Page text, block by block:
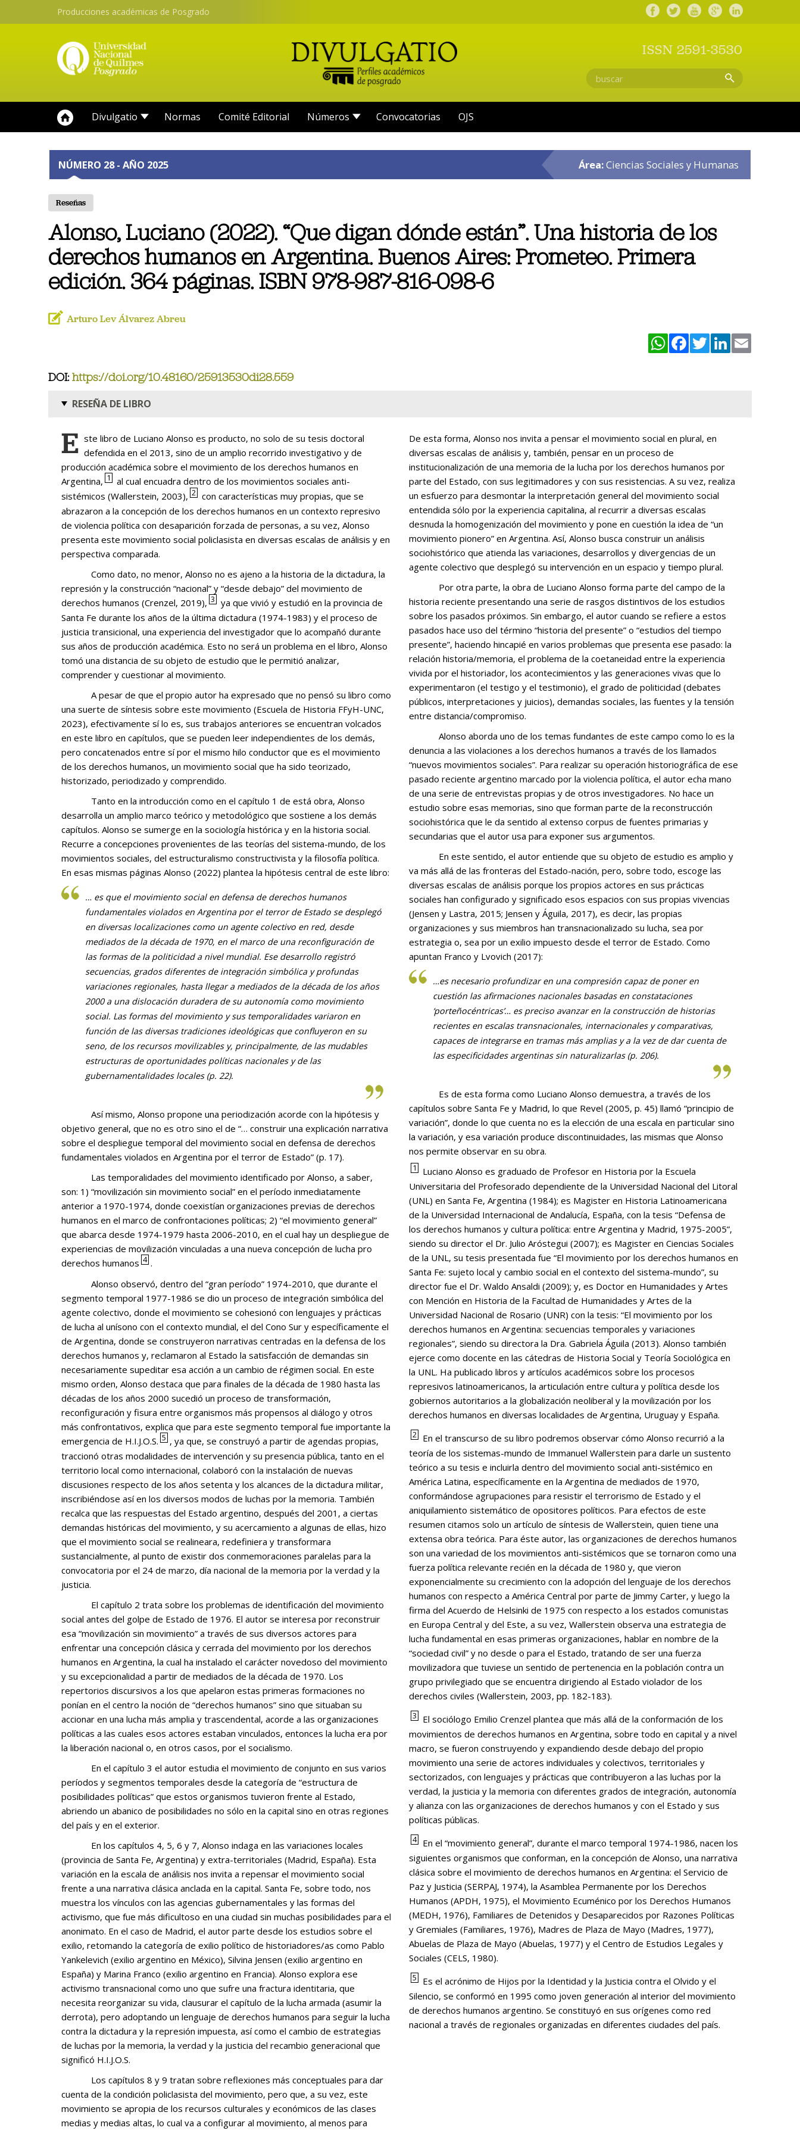
Producciones académicas de Posgrado
ISSN 2591-3530
Divulgatio Normas Comité Editorial Números Convocatorias OJS
NÚMERO 28 - AÑO 2025 Área:Ciencias Sociales y Humanas
Reseñas
Alonso, Luciano (2022). “Que digan dónde están”. Una historia de los
derechos humanos en Argentina. Buenos Aires: Prometeo. Primera
edición. 364 páginas. ISBN 978-987-816-098-6
Arturo Lev Álvarez Abreu
WhatsAppFacebookTwitterLinkedIn
DOI: https://doi.org/10.48160/25913530di28.559
RESEÑA DE LIBRO
E ste libro de Luciano Alonso es producto, no solo de su tesis doctoral
defendida en el 2013, sino de un amplio recorrido investigativo y de
producción académica sobre el movimiento de los derechos humanos en
Argentina, 1
al cual encuadra dentro de los movimientos sociales anti-
sistémicos (Wallerstein, 2003), 2 con características muy propias, que se
abrazaron a la concepción de los derechos humanos en un contexto represivo
de violencia política con desaparición forzada de personas, a su vez, Alonso
presenta este movimiento social policlasista en diversas escalas de análisis y en
perspectiva comparada.
Como dato, no menor, Alonso no es ajeno a la historia de la dictadura, la
represión y la construcción “nacional” y “desde debajo” del movimiento de
derechos humanos (Crenzel, 2019), 3
ya que vivió y estudió en la provincia de
Santa Fe durante los años de la última dictadura (1974-1983) y el proceso de
justicia transicional, una experiencia del investigador que lo acompañó durante
sus años de producción académica. Esto no será un problema en el libro, Alonso
tomó una distancia de su objeto de estudio que le permitió analizar,
comprender y cuestionar al movimiento.
A pesar de que el propio autor ha expresado que no pensó su libro como
una suerte de síntesis sobre este movimiento (Escuela de Historia FFyH-UNC,
2023), efectivamente sí lo es, sus trabajos anteriores se encuentran volcados
en este libro en capítulos, que se pueden leer independientes de los demás,
pero concatenados entre sí por el mismo hilo conductor que es el movimiento
de los derechos humanos, un movimiento social que ha sido teorizado,
historizado, periodizado y comprendido.
Tanto en la introducción como en el capítulo 1 de está obra, Alonso
desarrolla un amplio marco teórico y metodológico que sostiene a los demás
capítulos. Alonso se sumerge en la sociología histórica y en la historia social.
Recurre a concepciones provenientes de las teorías del sistema-mundo, de los
movimientos sociales, del estructuralismo constructivista y la filosofía política.
En esas mismas páginas Alonso (2022) plantea la hipótesis central de este libro:
… es que el movimiento social en defensa de derechos humanos
fundamentales violados en Argentina por el terror de Estado se desplegó
en diversas localizaciones como un agente colectivo en red, desde
mediados de la década de 1970, en el marco de una reconfiguración de
las formas de la politicidad a nivel mundial. Ese desarrollo registró
secuencias, grados diferentes de integración simbólica y profundas
variaciones regionales, hasta llegar a mediados de la década de los años
2000 a una dislocación duradera de su autonomía como movimiento
social. Las formas del movimiento y sus temporalidades variaron en
función de las diversas tradiciones ideológicas que confluyeron en su
seno, de los recursos movilizables y, principalmente, de las mudables
estructuras de oportunidades políticas nacionales y de las
gubernamentalidades locales (p. 22).
Así mismo, Alonso propone una periodización acorde con la hipótesis y
objetivo general, que no es otro sino el de “… construir una explicación narrativa
sobre el despliegue temporal del movimiento social en defensa de derechos
fundamentales violados en Argentina por el terror de Estado” (p. 17).
Las temporalidades del movimiento identificado por Alonso, a saber,
son: 1) “movilización sin movimiento social” en el período inmediatamente
anterior a 1970-1974, donde coexistían organizaciones previas de derechos
humanos en el marco de confrontaciones políticas; 2) “el movimiento general”
que abarca desde 1974-1979 hasta 2006-2010, en el cual hay un despliegue de
experiencias de movilización vinculadas a una nueva concepción de lucha pro
derechos humanos 4 .
Alonso observó, dentro del “gran período” 1974-2010, que durante el
segmento temporal 1977-1986 se dio un proceso de integración simbólica del
agente colectivo, donde el movimiento se cohesionó con lenguajes y prácticas
de lucha al unísono con el contexto mundial, el del Cono Sur y específicamente el
de Argentina, donde se construyeron narrativas centradas en la defensa de los
derechos humanos y, reclamaron al Estado la satisfacción de demandas sin
necesariamente supeditar esa acción a un cambio de régimen social. En este
mismo orden, Alonso destaca que para finales de la década de 1980 hasta las
décadas de los años 2000 sucedió un proceso de transformación,
reconfiguración y fisura entre organismos más propensos al diálogo y otros
más confrontativos, explica que para este segmento temporal fue importante la
emergencia de H.I.J.O.S. 5 , ya que, se construyó a partir de agendas propias,
traccionó otras modalidades de intervención y su presencia pública, tanto en el
territorio local como internacional, colaboró con la instalación de nuevas
discusiones respecto de los años setenta y los alcances de la dictadura militar,
inscribiéndose así en los diversos modos de luchas por la memoria. También
recalca que las respuestas del Estado argentino, después del 2001, a ciertas
demandas históricas del movimiento, y su acercamiento a algunas de ellas, hizo
que el movimiento social se realineara, redefiniera y transformara
sustancialmente, al punto de existir dos conmemoraciones paralelas para la
convocatoria por el 24 de marzo, día nacional de la memoria por la verdad y la
justicia.
El capítulo 2 trata sobre los problemas de identificación del movimiento
social antes del golpe de Estado de 1976. El autor se interesa por reconstruir
esa “movilización sin movimiento” a través de sus diversos actores para
enfrentar una concepción clásica y cerrada del movimiento por los derechos
humanos en Argentina, la cual ha instalado el carácter novedoso del movimiento
y su excepcionalidad a partir de mediados de la década de 1970. Los
repertorios discursivos a los que apelaron estas primeras formaciones no
ponían en el centro la noción de “derechos humanos” sino que situaban su
accionar en una lucha más amplia y trascendental, acorde a las organizaciones
políticas a las cuales esos actores estaban vinculados, entonces la lucha era por
la liberación nacional o, en otros casos, por el socialismo.
En el capítulo 3 el autor estudia el movimiento de conjunto en sus varios
períodos y segmentos temporales desde la categoría de “estructura de
posibilidades políticas” que estos organismos tuvieron frente al Estado,
abriendo un abanico de posibilidades no sólo en la capital sino en otras regiones
del país y en el exterior.
En los capítulos 4, 5, 6 y 7, Alonso indaga en las variaciones locales
(provincia de Santa Fe, Argentina) y extra-territoriales (Madrid, España). Esta
variación en la escala de análisis nos invita a repensar el movimiento social
frente a una narrativa clásica anclada en la capital. Santa Fe, sobre todo, nos
muestra los vínculos con las agencias gubernamentales y las formas del
activismo, que fue más dificultoso en una ciudad sin muchas posibilidades para el
anonimato. En el caso de Madrid, el autor parte desde los estudios sobre el
exilio, retomando la categoría de exilio político de historiadores/as como Pablo
Yankelevich (exilio argentino en México), Silvina Jensen (exilio argentino en
España) y Marina Franco (exilio argentino en Francia). Alonso explora ese
activismo transnacional como uno que sufre una fractura identitaria, que
necesita reorganizar su vida, clausurar el capítulo de la lucha armada (asumir la
derrota), pero adoptando un lenguaje de derechos humanos para seguir la lucha
contra la dictadura y la represión impuesta, así como el cambio de estrategias
de luchas por la memoria, la verdad y la justicia del recambio generacional que
significó H.I.J.O.S.
Los capítulos 8 y 9 tratan sobre reflexiones más conceptuales para dar
cuenta de la condición policlasista del movimiento, pero que, a su vez, este
movimiento se apropia de los recursos culturales y económicos de las clases
medias y medias altas, lo cual va a configurar al movimiento, al menos para
De esta forma, Alonso nos invita a pensar el movimiento social en plural, en
diversas escalas de análisis y, también, pensar en un proceso de
institucionalización de una memoria de la lucha por los derechos humanos por
parte del Estado, con sus legitimadores y con sus resistencias. A su vez, realiza
un esfuerzo para desmontar la interpretación general del movimiento social
entendida sólo por la experiencia capitalina, al recurrir a diversas escalas
desnuda la homogenización del movimiento y pone en cuestión la idea de “un
movimiento pionero” en Argentina. Así, Alonso busca construir un análisis
sociohistórico que atienda las variaciones, desarrollos y divergencias de un
agente colectivo que desplegó su intervención en un espacio y tiempo plural.
Por otra parte, la obra de Luciano Alonso forma parte del campo de la
historia reciente presentando una serie de rasgos distintivos de los estudios
sobre los pasados próximos. Sin embargo, el autor cuando se refiere a estos
pasados hace uso del término “historia del presente” o “estudios del tiempo
presente”, haciendo hincapié en varios problemas que presenta ese pasado: la
relación historia/memoria, el problema de la coetaneidad entre la experiencia
vivida por el historiador, los acontecimientos y las generaciones vivas que lo
experimentaron (el testigo y el testimonio), el grado de politicidad (debates
públicos, interpretaciones y juicios), demandas sociales, las fuentes y la tensión
entre distancia/compromiso.
Alonso aborda uno de los temas fundantes de este campo como lo es la
denuncia a las violaciones a los derechos humanos a través de los llamados
“nuevos movimientos sociales”. Para realizar su operación historiográfica de ese
pasado reciente argentino marcado por la violencia política, el autor echa mano
de una serie de entrevistas propias y de otros investigadores. No hace un
estudio sobre esas memorias, sino que forman parte de la reconstrucción
sociohistórica que le da sentido al extenso corpus de fuentes primarias y
secundarias que el autor usa para exponer sus argumentos.
En este sentido, el autor entiende que su objeto de estudio es amplio y
va más allá de las fronteras del Estado-nación, pero, sobre todo, escoge las
diversas escalas de análisis porque los propios actores en sus prácticas
sociales han configurado y significado esos espacios con sus propias vivencias
(Jensen y Lastra, 2015; Jensen y Águila, 2017), es decir, las propias
organizaciones y sus miembros han transnacionalizado su lucha, sea por
estrategia o, sea por un exilio impuesto desde el terror de Estado. Como
apuntan Franco y Lvovich (2017):
…es necesario profundizar en una compresión capaz de poner en
cuestión las afirmaciones nacionales basadas en constataciones
‘porteñocéntricas’… es preciso avanzar en la construcción de historias
recientes en escalas transnacionales, internacionales y comparativas,
capaces de integrarse en tramas más amplias y a la vez de dar cuenta de
las especificidades argentinas sin naturalizarlas (p. 206).
Es de esta forma como Luciano Alonso demuestra, a través de los
capítulos sobre Santa Fe y Madrid, lo que Revel (2005, p. 45) llamó “principio de
variación”, donde lo que cuenta no es la elección de una escala en particular sino
la variación, y esa variación produce discontinuidades, las mismas que Alonso
nos permite observar en su obra.
1
Luciano Alonso es graduado de Profesor en Historia por la Escuela
Universitaria del Profesorado dependiente de la Universidad Nacional del Litoral
(UNL) en Santa Fe, Argentina (1984); es Magister en Historia Latinoamericana
de la Universidad Internacional de Andalucía, España, con la tesis “Defensa de
los derechos humanos y cultura política: entre Argentina y Madrid, 1975-2005”,
siendo su director el Dr. Julio Aróstegui (2007); es Magister en Ciencias Sociales
de la UNL, su tesis presentada fue “El movimiento por los derechos humanos en
Santa Fe: sujeto local y cambio social en el contexto del sistema-mundo”, su
director fue el Dr. Waldo Ansaldi (2009); y, es Doctor en Humanidades y Artes
con Mención en Historia de la Facultad de Humanidades y Artes de la
Universidad Nacional de Rosario (UNR) con la tesis: “El movimiento por los
derechos humanos en Argentina: secuencias temporales y variaciones
regionales”, siendo su directora la Dra. Gabriela Águila (2013). Alonso también
ejerce como docente en las cátedras de Historia Social y Teoría Sociológica en
la UNL. Ha publicado libros y artículos académicos sobre los procesos
represivos latinoamericanos, la articulación entre cultura y política desde los
gobiernos autoritarios a la globalización neoliberal y la movilización por los
derechos humanos en diversas localidades de Argentina, Uruguay y España.
2
En el transcurso de su libro podremos observar cómo Alonso recurrió a la
teoría de los sistemas-mundo de Immanuel Wallerstein para darle un sustento
teórico a su tesis e incluirla dentro del movimiento social anti-sistémico en
América Latina, específicamente en la Argentina de mediados de 1970,
conformándose agrupaciones para resistir el terrorismo de Estado y el
aniquilamiento sistemático de opositores políticos. Para efectos de este
resumen citamos solo un artículo de síntesis de Wallerstein, quien tiene una
extensa obra teórica. Para éste autor, las organizaciones de derechos humanos
son una variedad de los movimientos anti-sistémicos que se tornaron como una
fuerza política relevante recién en la década de 1980 y, que vieron
exponencialmente su crecimiento con la adopción del lenguaje de los derechos
humanos con respecto a América Central por parte de Jimmy Carter, y luego la
firma del Acuerdo de Helsinki de 1975 con respecto a los estados comunistas
en Europa Central y del Este, a su vez, Wallerstein observa una estrategia de
lucha fundamental en esas primeras organizaciones, hablar en nombre de la
“sociedad civil” y no desde o para el Estado, tratando de ser una fuerza
movilizadora que tuviese un sentido de pertenencia en la población contra un
grupo privilegiado que se encuentra dirigiendo al Estado violador de los
derechos civiles (Wallerstein, 2003, pp. 182-183).
3
El sociólogo Emilio Crenzel plantea que más allá de la conformación de los
movimientos de derechos humanos en Argentina, sobre todo en capital y a nivel
macro, se fueron construyendo y expandiendo desde debajo del propio
movimiento una serie de actores individuales y colectivos, territoriales y
sectorizados, con lenguajes y prácticas que contribuyeron a las luchas por la
verdad, la justicia y la memoria con diferentes grados de integración, autonomía
y alianza con las organizaciones de derechos humanos y con el Estado y sus
políticas públicas.
4
En el “movimiento general”, durante el marco temporal 1974-1986, nacen los
siguientes organismos que conforman, en la concepción de Alonso, una narrativa
clásica sobre el movimiento de derechos humanos en Argentina: el Servicio de
Paz y Justicia (SERPAJ, 1974), la Asamblea Permanente por los Derechos
Humanos (APDH, 1975), el Movimiento Ecuménico por los Derechos Humanos
(MEDH, 1976), Familiares de Detenidos y Desaparecidos por Razones Políticas
y Gremiales (Familiares, 1976), Madres de Plaza de Mayo (Madres, 1977),
Abuelas de Plaza de Mayo (Abuelas, 1977) y el Centro de Estudios Legales y
Sociales (CELS, 1980).
5
Es el acrónimo de Hijos por la Identidad y la Justicia contra el Olvido y el
Silencio, se conformó en 1995 como joven generación al interior del movimiento
de derechos humanos argentino. Se constituyó en sus orígenes como red
nacional a través de regionales organizadas en diferentes ciudades del país.